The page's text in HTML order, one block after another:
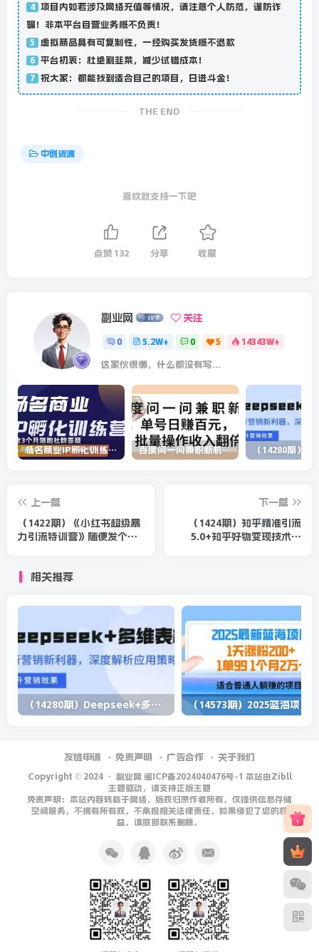
4 项目内如若涉及网络充值等情况，请注意个人防范，谨防诈
骗！非本平台自营业务概不负责！
5 虚拟商品具有可复制性，一经购买发货概不退款
6 平台初衷：杜绝割韭菜，减少试错成本！
7 祝大家：都能找到适合自己的项目，日进斗金！
THE END
中创资源
喜欢就支持一下吧
点赞 132 分享 收藏
副业网 关注
0 5.2W+ 0 5 14343W+
这家伙很懒，什么都没有写...
杨名商业IP孵化训练营，从商业到内容到转化一站式学 价值5980元 百度问一问兼职新机遇，单号日赚百元，批量操作收入翻倍
上一篇
（1422期）《小红书超级暴
力引流特训营》随便发个贴
下一篇
（1424期）知乎精准引流
5.0+知乎好物变现技术课
相关推荐
（14280期）Deepseek+多维表格，银行营销新利器，深度解析应用策略，提升营销效果
友链申请 免责声明 广告合作 关于我们
Copyright © 2024 · 副业网 闽ICP备2024040476号-1 本站由Zibll
主题驱动，请支持正版主题
免责声明：本站内容转载于网络，版权归原作者所有，仅提供信息存储
空间服务，不拥有所有权，不承担相关法律责任，如果侵犯了您的权
益，请底部联系删除。